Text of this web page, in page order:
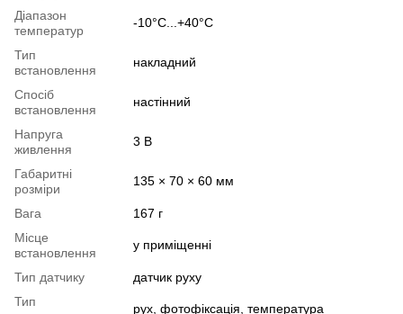
Діапазон
температур
-10°C...+40°C
Тип
встановлення
накладний
Спосіб
встановлення
настінний
Напруга
живлення
3 В
Габаритні
розміри
135 × 70 × 60 мм
Вага
167 г
Місце
встановлення
у приміщенні
Тип датчику
датчик руху
Тип
рух, фотофіксація, температура